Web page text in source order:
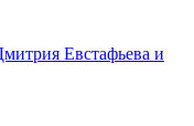
Евстафьева и